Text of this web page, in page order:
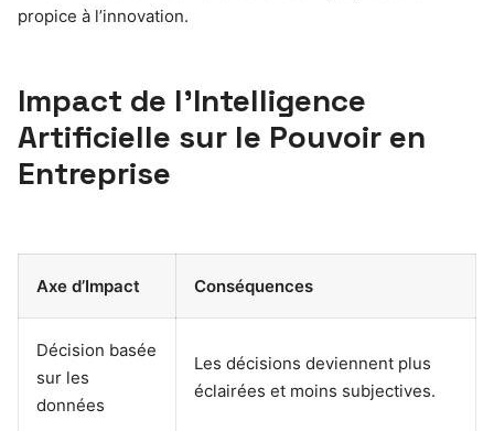
propice à l’innovation.
Impact de l’Intelligence
Artificielle sur le Pouvoir en
Entreprise
Axe d’Impact Conséquences
Décision basée
sur les
données
Les décisions deviennent plus
éclairées et moins subjectives.